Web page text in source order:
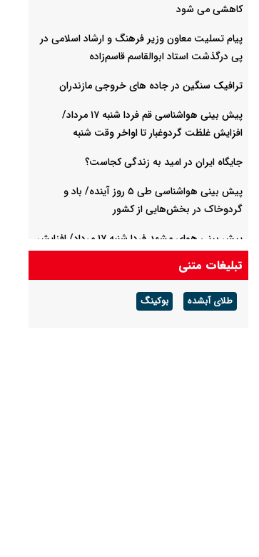
کاهشی می شود
پیام تسلیت معاون وزیر فرهنگ و ارشاد اسلامی در
پی درگذشت استاد ابوالقاسم قاسم‌زاده
ترافیک سنگین در جاده های خروجی مازندران
پیش بینی هواشناسی قم فردا شنبه ۱۷ مرداد/
افزایش غلظت گردوغبار تا اواخر وقت شنبه
جایگاه ایران در امید به زندگی کجاست؟
پیش بینی هواشناسی طی ۵ روز آینده/ باد و
گردوخاک در بخش‌هایی از کشور
پیش بینی هوای مشهد فردا شنبه ۱۷ مرداد/ افزایش
دما از روز سه شنبه
پیش بینی هوای لرستان فردا ۱۷ مرداد/ تداوم هوای
گرم و افزایش سرعت وزش باد
تبلیغات متنی
طلای آبشده بوکینگ